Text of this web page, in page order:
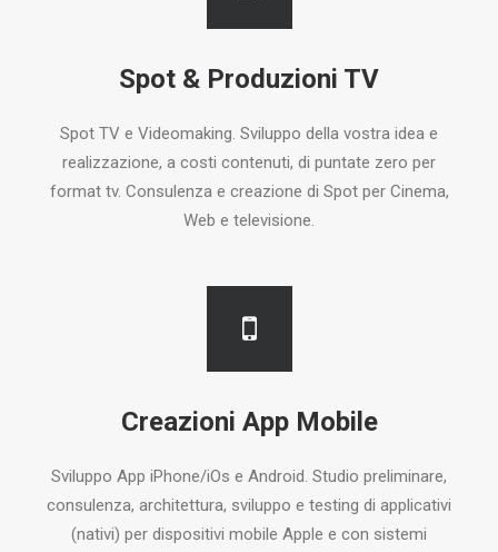
Spot & Produzioni TV
Spot TV e Videomaking. Sviluppo della vostra idea e
realizzazione, a costi contenuti, di puntate zero per
format tv. Consulenza e creazione di Spot per Cinema,
Web e televisione.
Creazioni App Mobile
Sviluppo App iPhone/iOs e Android. Studio preliminare,
consulenza, architettura, sviluppo e testing di applicativi
(nativi) per dispositivi mobile Apple e con sistemi